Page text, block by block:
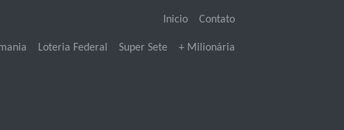
Inicio Contato
Loteria Federal Super Sete + Milionária